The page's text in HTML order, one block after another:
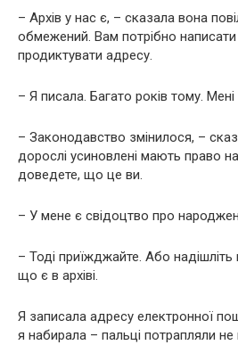
– Архів у нас є, – сказала вона
обмежений. Вам потрібно
продиктувати адресу.
– Я писала. Багато років тому.
– Законодавство змінилося, –
дорослі усиновлені мають право
доведете, що це ви.
– У мене є свідоцтво про
– Тоді приїжджайте. Або
що є в архіві.
Я записала адресу електронної
я набирала – пальці потрапляли не